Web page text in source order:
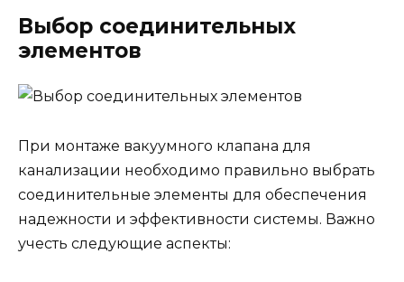
Выбор соединительных
элементов
При монтаже вакуумного клапана для
канализации необходимо правильно выбрать
соединительные элементы для обеспечения
надежности и эффективности системы. Важно
учесть следующие аспекты: